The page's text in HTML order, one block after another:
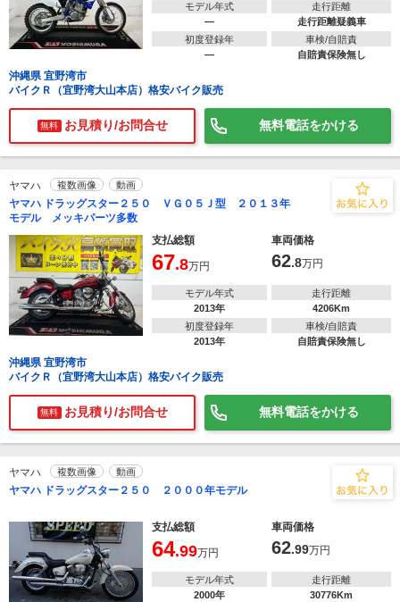
モデル年式
―
走行距離
走行距離疑義車
初度登録年
―
車検/自賠責
自賠責保険無し
沖縄県 宜野湾市
バイクＲ（宜野湾大山本店）格安バイク販売
無料 お見積り/お問合せ 無料電話をかける
ヤマハ 複数画像 動画
ヤマハ ドラッグスター２５０ ＶＧ０５Ｊ型 ２０１３年
モデル メッキパーツ多数
支払総額
車両価格
67.8万円 62.8万円
モデル年式
2013年
走行距離
4206Km
初度登録年
2013年
車検/自賠責
自賠責保険無し
沖縄県 宜野湾市
バイクＲ（宜野湾大山本店）格安バイク販売
無料 お見積り/お問合せ 無料電話をかける
ヤマハ 複数画像 動画
ヤマハ ドラッグスター２５０ ２０００年モデル
支払総額 車両価格
64.99万円 62.99万円
モデル年式
2000年
走行距離
30776Km